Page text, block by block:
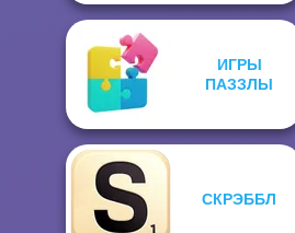
ИГРЫ
ПАЗЗЛЫ
СКРЭББЛ